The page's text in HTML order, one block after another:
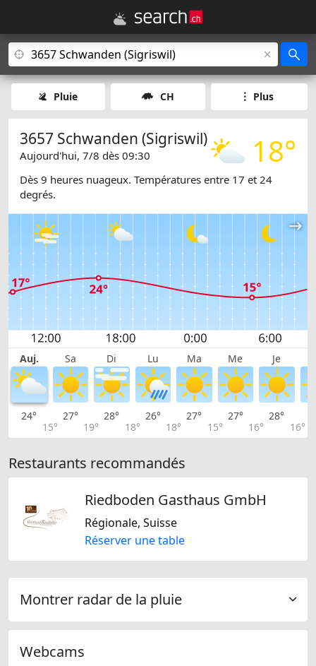
Pluie CH Plus
18°
3657 Schwanden (Sigriswil)
Aujourd'hui, 7/8 dès 09:30
Dès 9 heures nuageux. Températures entre 17 et 24
degrés.
Auj. Sa Di Lu Ma Me Je
24°
15°
27°
19°
28°
18°
26°
18°
27°
15°
27°
16°
28°
16°
Restaurants recommandés
Riedboden Gasthaus GmbH
Régionale, Suisse
Réserver une table
Montrer radar de la pluie
Webcams